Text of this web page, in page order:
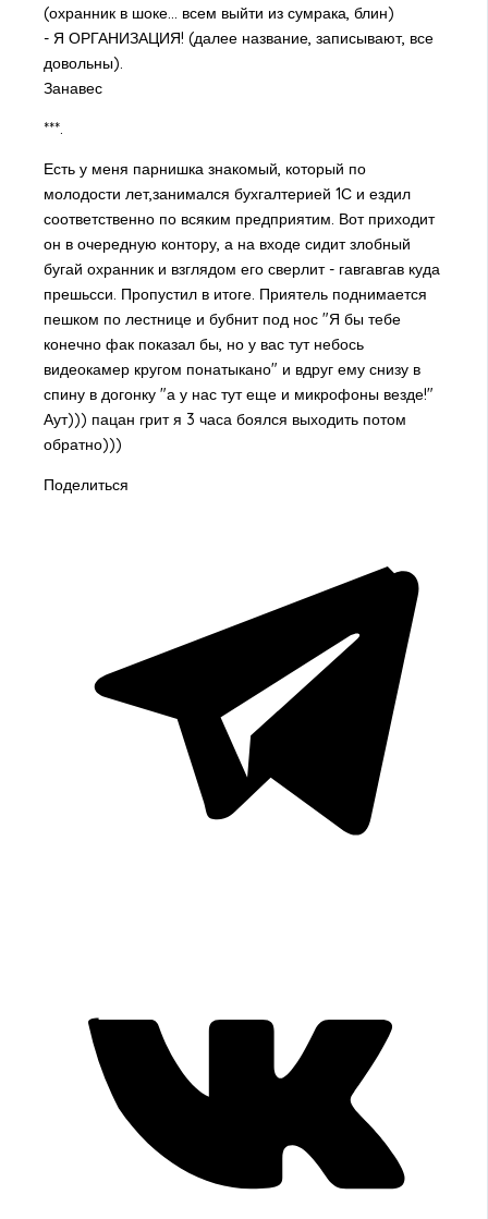
(охранник в шоке... всем выйти из сумрака, блин)
- Я ОРГАНИЗАЦИЯ! (далее название, записывают, все
довольны).
Занавес
***.
Есть у меня парнишка знакомый, который по
молодости лет,занимался бухгалтерией 1С и ездил
соответственно по всяким предприятим. Вот приходит
он в очередную контору, а на входе сидит злобный
бугай охранник и взглядом его сверлит - гавгавгав куда
прешьсси. Пропустил в итоге. Приятель поднимается
пешком по лестнице и бубнит под нос "Я бы тебе
конечно фак показал бы, но у вас тут небось
видеокамер кругом понатыкано" и вдруг ему снизу в
спину в догонку "а у нас тут еще и микрофоны везде!"
Аут))) пацан грит я 3 часа боялся выходить потом
обратно)))
Поделиться